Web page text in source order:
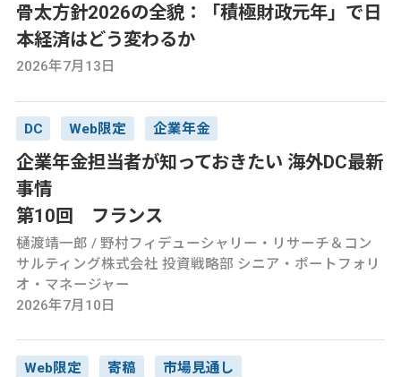
骨太方針2026の全貌：「積極財政元年」で日
本経済はどう変わるか
2026年7月13日
DC Web限定 企業年金
企業年金担当者が知っておきたい 海外DC最新
事情
第10回 フランス
樋渡靖一郎 / 野村フィデューシャリー・リサーチ＆コン
サルティング株式会社 投資戦略部 シニア・ポートフォリ
オ・マネージャー
2026年7月10日
Web限定 寄稿 市場見通し